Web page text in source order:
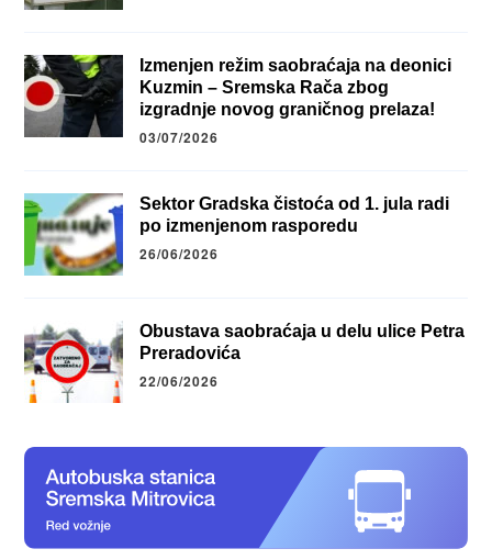
Izmenjen režim saobraćaja na deonici
Kuzmin – Sremska Rača zbog
izgradnje novog graničnog prelaza!
03/07/2026
Sektor Gradska čistoća od 1. jula radi
po izmenjenom rasporedu
26/06/2026
Obustava saobraćaja u delu ulice Petra
Preradovića
22/06/2026